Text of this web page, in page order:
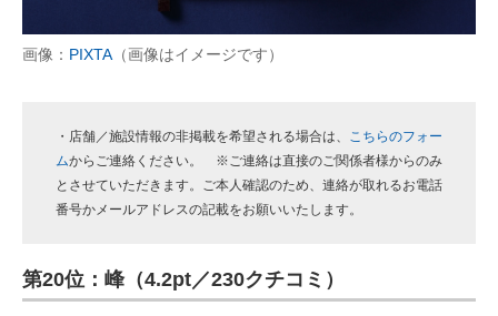
画像： PIXTA（画像はイメージです）
・店舗／施設情報の非掲載を希望される場合は、 こちらのフォー
ムからご連絡ください。 ※ご連絡は直接のご関係者様からのみ
とさせていただきます。ご本人確認のため、連絡が取れるお電話
番号かメールアドレスの記載をお願いいたします。
第20位：峰（4.2pt／230クチコミ）